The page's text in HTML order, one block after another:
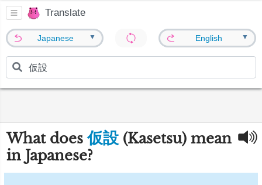
Translate
Japanese ▼ English ▼
What does仮設 (Kasetsu) mean
in Japanese?